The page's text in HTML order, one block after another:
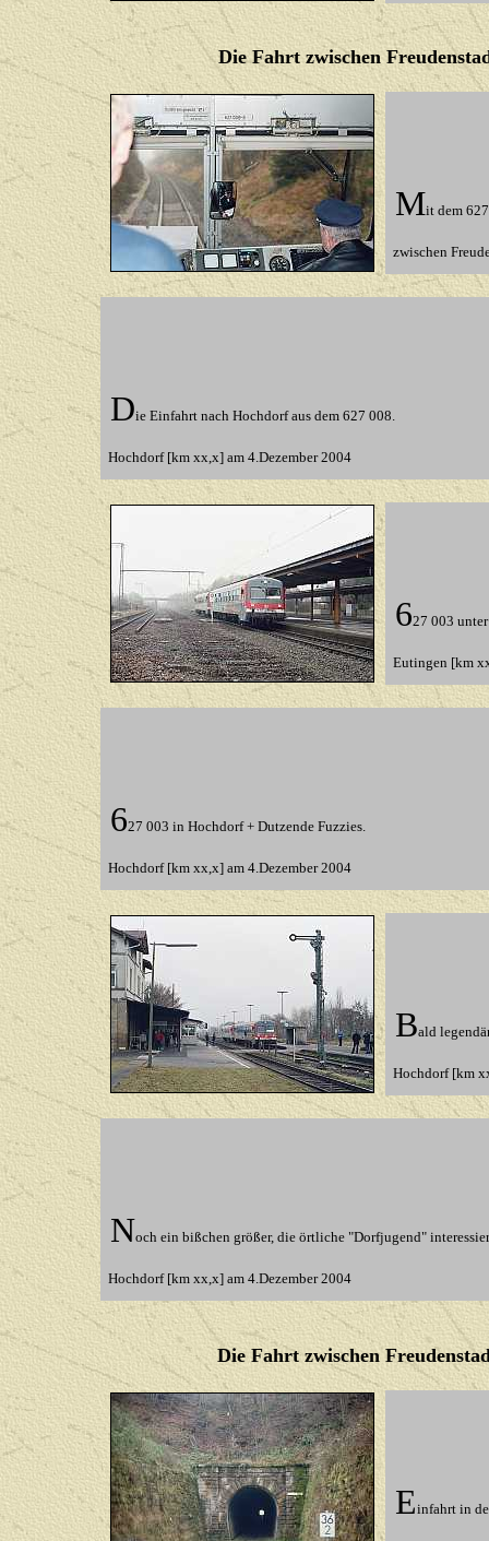
Die Fahrt zwischen
Mit dem
zwischen
Die Einfahrt nach Hochdorf aus dem 627 008.
Hochdorf [km xx,x] am 4.Dezember 2004
627 003
Eutingen [km
627 003 in Hochdorf + Dutzende Fuzzies.
Hochdorf [km xx,x] am 4.Dezember 2004
Bald
Hochdorf [km
Noch ein bißchen größer, die örtliche "Dorfjugend"
Hochdorf [km xx,x] am 4.Dezember 2004
Die Fahrt zwischen
Einfahrt in